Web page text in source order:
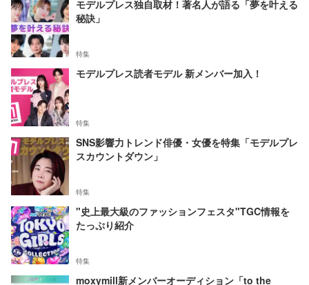
モデルプレス独自取材！著名人が語る「夢を叶える
秘訣」
特集
モデルプレス読者モデル 新メンバー加入！
特集
SNS影響力トレンド俳優・女優を特集「モデルプレ
スカウントダウン」
特集
"史上最大級のファッションフェスタ"TGC情報を
たっぷり紹介
特集
moxymill新メンバーオーディション「to the